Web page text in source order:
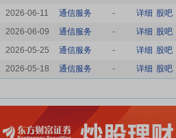
2026-06-11
通信服务 - 详细 股吧
2026-06-09
通信服务 - 详细 股吧
2026-05-25
通信服务 - 详细 股吧
2026-05-18
通信服务 - 详细 股吧